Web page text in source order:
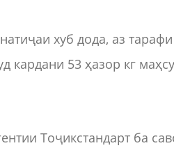
хуб дода, аз
кардани 53 ҳазор кг
Тоҷикстандарт ба